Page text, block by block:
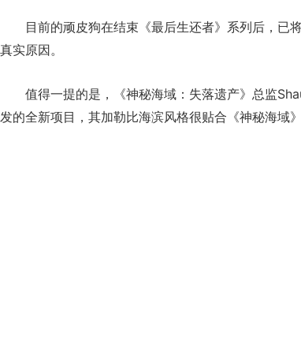
目前的顽皮狗在结束《最后生还者》系列后，
真实原因。
值得一提的是，《神秘海域：失落遗产》总监
发的全新项目，其加勒比海滨风格很贴合《神秘海域